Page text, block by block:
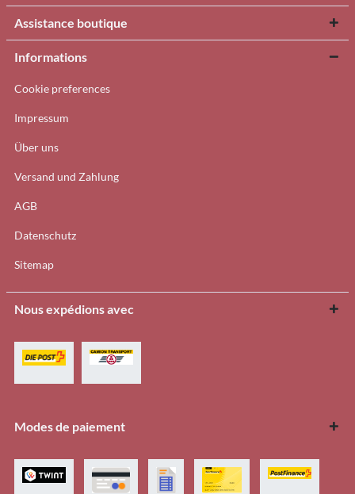
Assistance boutique
Informations
Cookie preferences
Impressum
Über uns
Versand und Zahlung
AGB
Datenschutz
Sitemap
Nous expédions avec
Modes de paiement